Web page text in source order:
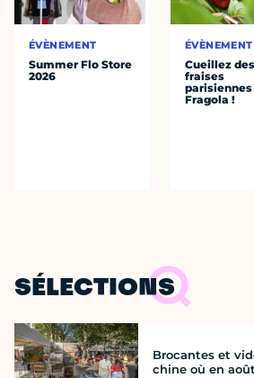
ÉVÈNEMENT
Summer Flo Store
2026
ÉVÈNEMENT
Cueillez des
fraises
parisiennes
Fragola !
SÉLECTIONS
Brocantes et
chine où en